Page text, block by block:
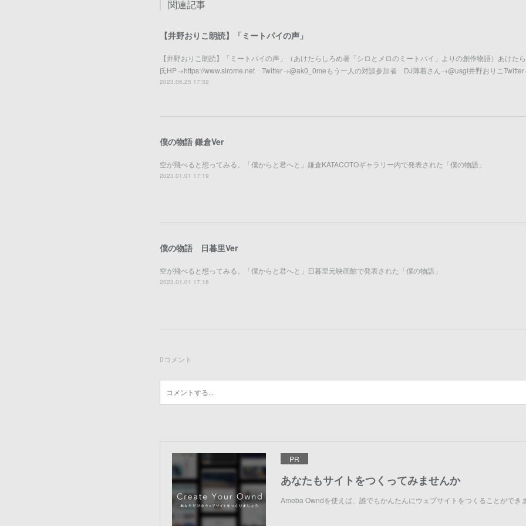
関連記事
【井野おりこ朗読】「ミートパイの声」
【井野おりこ朗読】「ミートパイの声」（あけたらしろめ著「シロとメロのミートパイ」よりの創作物語）あけた
氏HP→https://www.sirome.net Twitter→@ak0_0meもう一人の対談参加者 DJ薄着さん→@usgi井野おりこ
2023.06.25 17:32
僕の物語 鎌倉Ver
空が飛べると想ってみる。「僕からと君へと」鎌倉KATACOTOギャラリー内で発表された「僕の物語」
2023.01.01 17:19
僕の物語 日暮里Ver
空が飛べると想ってみる。「僕からと君へと」日暮里元映画館で発表された「僕の物語」
2023.01.01 17:16
0コメント
PR
あなたもサイトをつくってみませんか
Ameba Owndを使えば、誰でもかんたんにウェブサイトをつくることができ